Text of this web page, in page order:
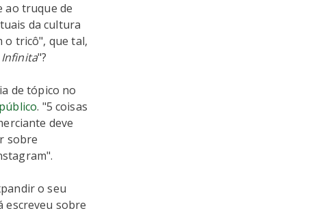
ao truque de
da cultura
o tricô", que tal,
"?
de tópico no
. "5 coisas
deve
sobre
o seu
escreveu sobre